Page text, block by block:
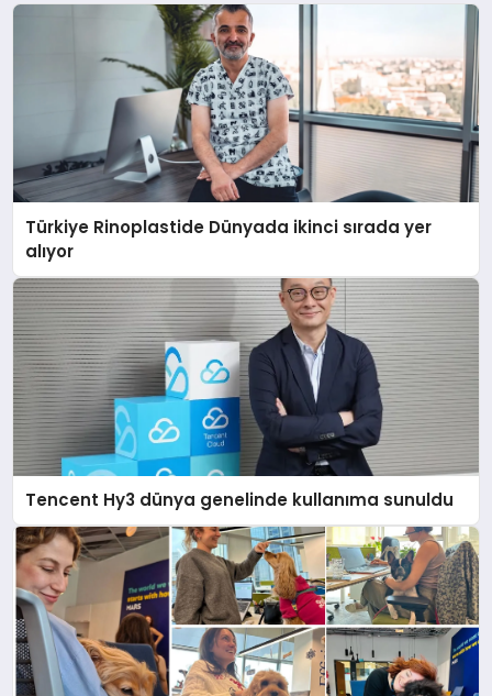
Türkiye Rinoplastide Dünyada ikinci sırada yer
alıyor
Tencent Hy3 dünya genelinde kullanıma sunuldu